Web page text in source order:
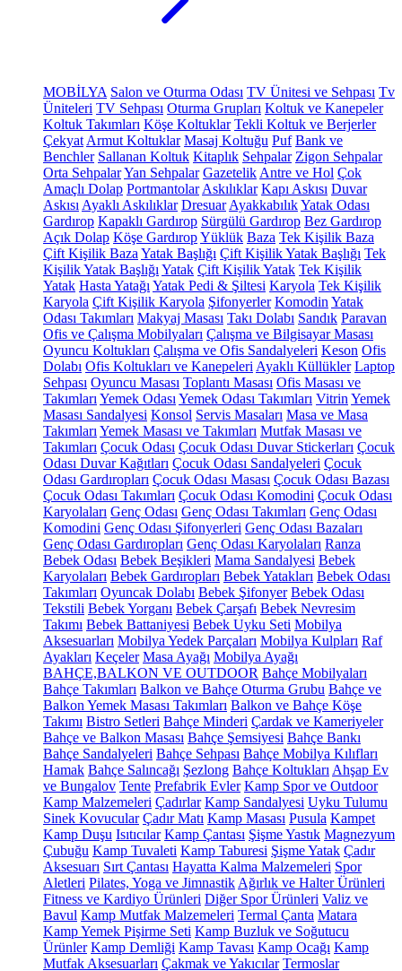
MOBİLYA Salon ve Oturma Odası TV Ünitesi ve Sehpası Tv
Üniteleri TV Sehpası Oturma Grupları Koltuk ve Kanepeler
Koltuk Takımları Köşe Koltuklar Tekli Koltuk ve Berjerler
Çekyat Armut Koltuklar Masaj Koltuğu Puf Bank ve
Benchler Sallanan Koltuk Kitaplık Sehpalar Zigon Sehpalar
Orta SehpalarYan Sehpalar Gazetelik Antre ve Hol Çok
Amaçlı Dolap Portmantolar Askılıklar Kapı Askısı Duvar
Askısı Ayaklı Askılıklar Dresuar AyakkabılıkYatak Odası
Gardırop Kapaklı Gardırop Sürgülü Gardırop Bez Gardırop
Açık Dolap Köşe GardıropYüklük Baza Tek Kişilik Baza
Çift Kişilik Baza Yatak Başlığı Çift Kişilik Yatak Başlığı Tek
Kişilik Yatak Başlığı Yatak Çift Kişilik Yatak Tek Kişilik
Yatak Hasta Yatağı Yatak Pedi & Şiltesi Karyola Tek Kişilik
Karyola Çift Kişilik Karyola Şifonyerler Komodin Yatak
Odası Takımları Makyaj Masası Takı Dolabı Sandık Paravan
Ofis ve Çalışma Mobilyaları Çalışma ve Bilgisayar Masası
Oyuncu Koltukları Çalışma ve Ofis Sandalyeleri Keson Ofis
Dolabı Ofis Koltukları ve Kanepeleri Ayaklı Küllükler Laptop
Sehpası Oyuncu Masası Toplantı Masası Ofis Masası ve
Takımları Yemek Odası Yemek Odası Takımları Vitrin Yemek
Masası Sandalyesi Konsol Servis Masaları Masa ve Masa
Takımları Yemek Masası ve Takımları Mutfak Masası ve
Takımları Çocuk Odası Çocuk Odası Duvar Stickerları Çocuk
Odası Duvar Kağıtları Çocuk Odası Sandalyeleri Çocuk
Odası Gardıropları Çocuk Odası Masası Çocuk Odası Bazası
Çocuk Odası Takımları Çocuk Odası Komodini Çocuk Odası
Karyolaları Genç Odası Genç Odası Takımları Genç Odası
Komodini Genç Odası Şifonyerleri Genç Odası Bazaları
Genç Odası Gardıropları Genç Odası Karyolaları Ranza
Bebek Odası Bebek Beşikleri Mama Sandalyesi Bebek
Karyolaları Bebek Gardıropları Bebek Yatakları Bebek Odası
Takımları Oyuncak Dolabı Bebek Şifonyer Bebek Odası
Tekstili Bebek Yorganı Bebek Çarşafı Bebek Nevresim
Takımı Bebek Battaniyesi Bebek Uyku Seti Mobilya
Aksesuarları Mobilya Yedek Parçaları Mobilya Kulpları Raf
Ayakları Keçeler Masa Ayağı Mobilya Ayağı
BAHÇE,BALKON VE OUTDOOR Bahçe Mobilyaları
Bahçe Takımları Balkon ve Bahçe Oturma Grubu Bahçe ve
Balkon Yemek Masası Takımları Balkon ve Bahçe Köşe
Takımı Bistro Setleri Bahçe Minderi Çardak ve Kameriyeler
Bahçe ve Balkon Masası Bahçe Şemsiyesi Bahçe Bankı
Bahçe Sandalyeleri Bahçe Sehpası Bahçe Mobilya Kılıfları
Hamak Bahçe Salıncağı Şezlong Bahçe Koltukları Ahşap Ev
ve Bungalov Tente Prefabrik Evler Kamp Spor ve Outdoor
Kamp Malzemeleri Çadırlar Kamp Sandalyesi Uyku Tulumu
Sinek Kovucular Çadır Matı Kamp Masası Pusula Kampet
Kamp Duşu Isıtıcılar Kamp Çantası Şişme Yastık Magnezyum
Çubuğu Kamp Tuvaleti Kamp Taburesi Şişme Yatak Çadır
Aksesuarı Sırt Çantası Hayatta Kalma Malzemeleri Spor
Aletleri Pilates, Yoga ve Jimnastik Ağırlık ve Halter Ürünleri
Fitness ve Kardiyo Ürünleri Diğer Spor Ürünleri Valiz ve
Bavul Kamp Mutfak Malzemeleri Termal Çanta Matara
Kamp Yemek Pişirme Seti Kamp Buzluk ve Soğutucu
Ürünler Kamp Demliği Kamp Tavası Kamp Ocağı Kamp
Mutfak Aksesuarları Çakmak ve Yakıcılar Termoslar